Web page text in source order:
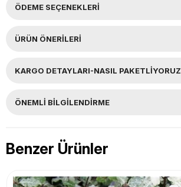
ÖDEME SEÇENEKLERI
ÜRÜN ÖNERILERI
KARGO DETAYLARI-NASIL PAKETLİYORUZ
ÖNEMLI BILGILENDIRME
Benzer Ürünler